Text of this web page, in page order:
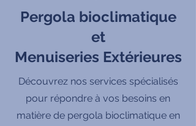
Pergola bioclimatique
et
Menuiseries Extérieures
Découvrez nos services spécialisés
pour répondre à vos besoins en
matière de pergola bioclimatique en